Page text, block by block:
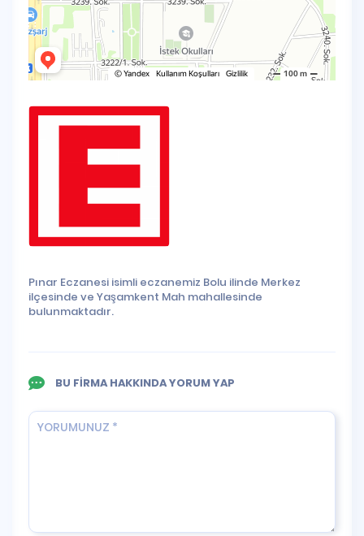
Pınar Eczanesi isimli eczanemiz Bolu ilinde Merkez
ilçesinde ve Yaşamkent Mah mahallesinde
bulunmaktadır.
BU FİRMA HAKKINDA YORUM YAP